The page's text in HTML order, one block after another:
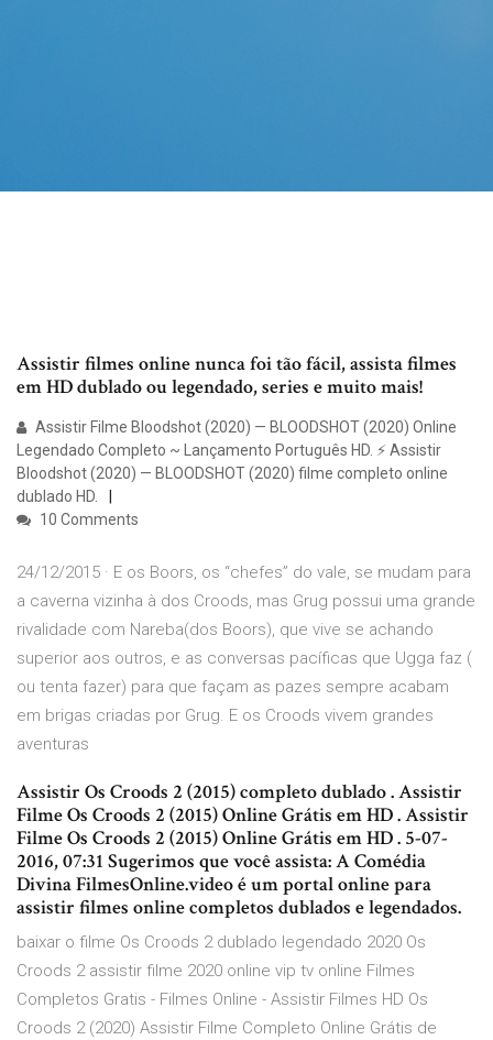
Assistir filmes online nunca foi tão fácil, assista filmes
em HD dublado ou legendado, series e muito mais!
Assistir Filme Bloodshot (2020) — BLOODSHOT (2020) Online
Legendado Completo ~ Lançamento Português HD. ⚡ Assistir
Bloodshot (2020) — BLOODSHOT (2020) filme completo online
dublado HD.
10 Comments
24/12/2015 · E os Boors, os “chefes” do vale, se mudam para
a caverna vizinha à dos Croods, mas Grug possui uma grande
rivalidade com Nareba(dos Boors), que vive se achando
superior aos outros, e as conversas pacíficas que Ugga faz (
ou tenta fazer) para que façam as pazes sempre acabam
em brigas criadas por Grug. E os Croods vivem grandes
aventuras
Assistir Os Croods 2 (2015) completo dublado . Assistir
Filme Os Croods 2 (2015) Online Grátis em HD . Assistir
Filme Os Croods 2 (2015) Online Grátis em HD . 5-07-
2016, 07:31 Sugerimos que você assista: A Comédia
Divina FilmesOnline.video é um portal online para
assistir filmes online completos dublados e legendados.
baixar o filme Os Croods 2 dublado legendado 2020 Os
Croods 2 assistir filme 2020 online vip tv online Filmes
Completos Gratis - Filmes Online - Assistir Filmes HD Os
Croods 2 (2020) Assistir Filme Completo Online Grátis de